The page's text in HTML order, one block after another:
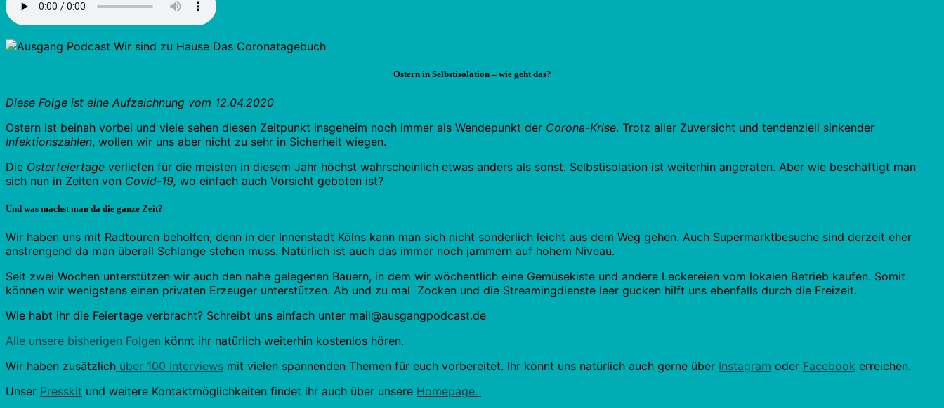
Ostern in Selbstisolation – wie geht das?
Diese Folge ist eine Aufzeichnung vom 12.04.2020
Ostern ist beinah vorbei und viele sehen diesen Zeitpunkt insgeheim noch immer als Wendepunkt der Corona-Krise. Trotz aller Zuversicht und tendenziell sinkender
Infektionszahlen, wollen wir uns aber nicht zu sehr in Sicherheit wiegen.
Die Osterfeiertage verliefen für die meisten in diesem Jahr höchst wahrscheinlich etwas anders als sonst. Selbstisolation ist weiterhin angeraten. Aber wie beschäftigt man
sich nun in Zeiten von Covid-19, wo einfach auch Vorsicht geboten ist?
Und was machst man da die ganze Zeit?
Wir haben uns mit Radtouren beholfen, denn in der Innenstadt Kölns kann man sich nicht sonderlich leicht aus dem Weg gehen. Auch Supermarktbesuche sind derzeit eher
anstrengend da man überall Schlange stehen muss. Natürlich ist auch das immer noch jammern auf hohem Niveau.
Seit zwei Wochen unterstützen wir auch den nahe gelegenen Bauern, in dem wir wöchentlich eine Gemüsekiste und andere Leckereien vom lokalen Betrieb kaufen. Somit
können wir wenigstens einen privaten Erzeuger unterstützen. Ab und zu mal Zocken und die Streamingdienste leer gucken hilft uns ebenfalls durch die Freizeit.
Wie habt ihr die Feiertage verbracht? Schreibt uns einfach unter mail@ausgangpodcast.de
Alle unsere bisherigen Folgen könnt ihr natürlich weiterhin kostenlos hören.
Wir haben zusätzlich über 100 Interviews mit vielen spannenden Themen für euch vorbereitet. Ihr könnt uns natürlich auch gerne über Instagram oder Facebook erreichen.
Unser Presskit und weitere Kontaktmöglichkeiten findet ihr auch über unsere Homepage.